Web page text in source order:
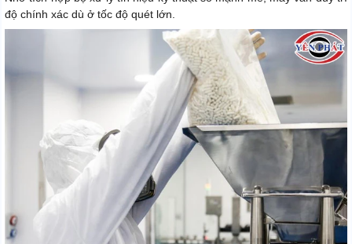
độ chính xác dù ở tốc độ quét lớn.